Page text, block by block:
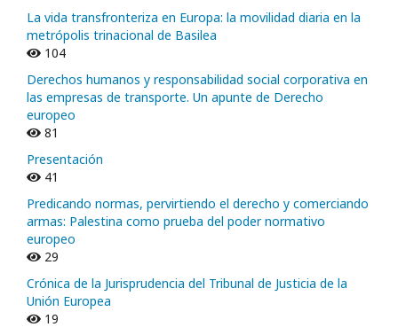
La vida transfronteriza en Europa: la movilidad diaria en la
metrópolis trinacional de Basilea
104
Derechos humanos y responsabilidad social corporativa en
las empresas de transporte. Un apunte de Derecho
europeo
81
Presentación
41
Predicando normas, pervirtiendo el derecho y comerciando
armas: Palestina como prueba del poder normativo
europeo
29
Crónica de la Jurisprudencia del Tribunal de Justicia de la
Unión Europea
19